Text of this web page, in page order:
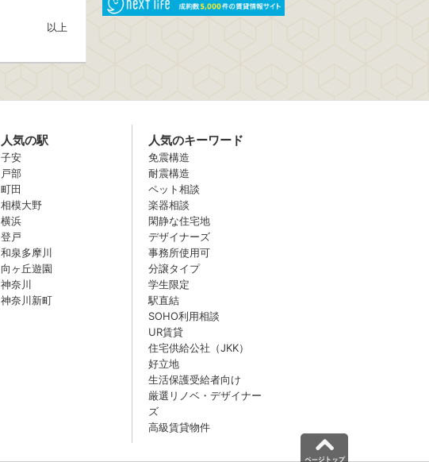
以上
人気の駅
子安
戸部
町田
相模大野
横浜
登戸
和泉多摩川
向ヶ丘遊園
神奈川
神奈川新町
人気のキーワード
免震構造
耐震構造
ペット相談
楽器相談
閑静な住宅地
デザイナーズ
事務所使用可
分譲タイプ
学生限定
駅直結
SOHO利用相談
UR賃貸
住宅供給公社（JKK）
好立地
生活保護受給者向け
厳選リノベ・デザイナー
ズ
高級賃貸物件